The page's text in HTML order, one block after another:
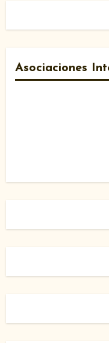
Asociaciones